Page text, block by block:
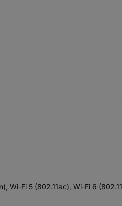
Wi-Fi 5 (802.11ac), Wi-Fi 6